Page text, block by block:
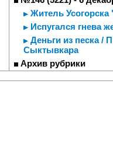
Житель
Испугался гнева
Деньги из песка /
Сыктывкара
Архив рубрики